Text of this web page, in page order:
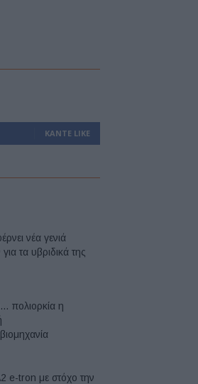
ΚΆΝΤΕ LIKE
νέα γενιά
για τα υβριδικά της
πολιορκία η
e-tron με στόχο την